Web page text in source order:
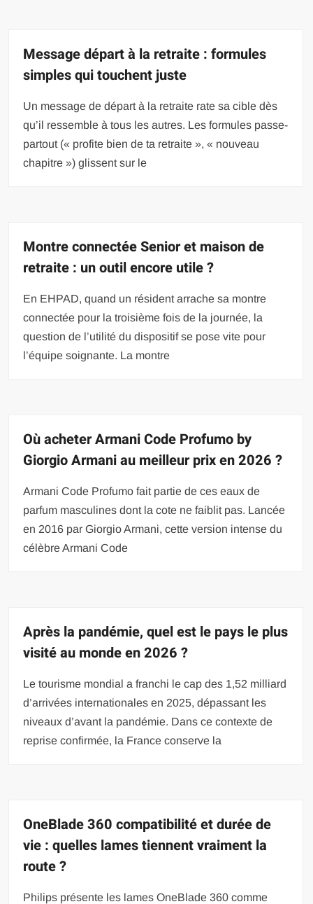
Message départ à la retraite : formules
simples qui touchent juste
Un message de départ à la retraite rate sa cible dès
qu’il ressemble à tous les autres. Les formules passe-
partout (« profite bien de ta retraite », « nouveau
chapitre ») glissent sur le
Montre connectée Senior et maison de
retraite : un outil encore utile ?
En EHPAD, quand un résident arrache sa montre
connectée pour la troisième fois de la journée, la
question de l’utilité du dispositif se pose vite pour
l’équipe soignante. La montre
Où acheter Armani Code Profumo by
Giorgio Armani au meilleur prix en 2026 ?
Armani Code Profumo fait partie de ces eaux de
parfum masculines dont la cote ne faiblit pas. Lancée
en 2016 par Giorgio Armani, cette version intense du
célèbre Armani Code
Après la pandémie, quel est le pays le plus
visité au monde en 2026 ?
Le tourisme mondial a franchi le cap des 1,52 milliard
d’arrivées internationales en 2025, dépassant les
niveaux d’avant la pandémie. Dans ce contexte de
reprise confirmée, la France conserve la
OneBlade 360 compatibilité et durée de
vie : quelles lames tiennent vraiment la
route ?
Philips présente les lames OneBlade 360 comme